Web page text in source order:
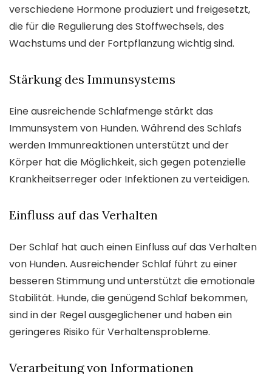
verschiedene Hormone produziert und freigesetzt,
die für die Regulierung des Stoffwechsels, des
Wachstums und der Fortpflanzung wichtig sind.
Stärkung des Immunsystems
Eine ausreichende Schlafmenge stärkt das
Immunsystem von Hunden. Während des Schlafs
werden Immunreaktionen unterstützt und der
Körper hat die Möglichkeit, sich gegen potenzielle
Krankheitserreger oder Infektionen zu verteidigen.
Einfluss auf das Verhalten
Der Schlaf hat auch einen Einfluss auf das Verhalten
von Hunden. Ausreichender Schlaf führt zu einer
besseren Stimmung und unterstützt die emotionale
Stabilität. Hunde, die genügend Schlaf bekommen,
sind in der Regel ausgeglichener und haben ein
geringeres Risiko für Verhaltensprobleme.
Verarbeitung von Informationen